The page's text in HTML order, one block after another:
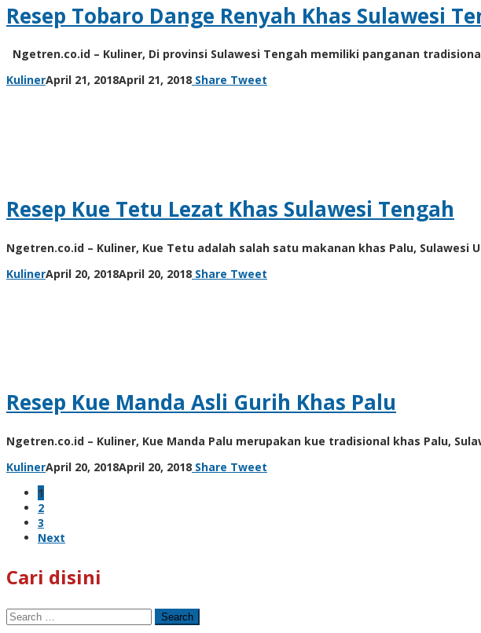
Resep Tobaro Dange Renyah Khas Sulawesi
Ngetren.co.id – Kuliner, Di provinsi Sulawesi Tengah memiliki panganan
KulinerApril 21, 2018April 21, 2018by
Share Tweet
Resep Kue Tetu Lezat Khas Sulawesi Tengah
Ngetren.co.id – Kuliner, Kue Tetu adalah salah satu makanan khas Palu,
KulinerApril 20, 2018April 20, 2018by
Share Tweet
Resep Kue Manda Asli Gurih Khas Palu
Ngetren.co.id – Kuliner, Kue Manda Palu merupakan kue tradisional khas Palu,
KulinerApril 20, 2018April 20, 2018by
Share Tweet
1
2
3
Next
Cari disini
Search